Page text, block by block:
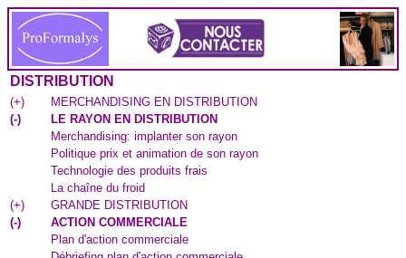
DISTRIBUTION
(+)
MERCHANDISING EN DISTRIBUTION
(-)
LE RAYON EN DISTRIBUTION
Merchandising: implanter son rayon
Politique prix et animation de son rayon
Technologie des produits frais
La chaîne du froid
(+)
GRANDE DISTRIBUTION
(-)
ACTION COMMERCIALE
Plan d'action commerciale